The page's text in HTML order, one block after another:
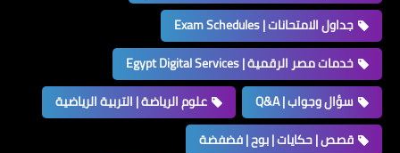
جداول الامتحانات | Exam Schedules
خدمات مصر الرقمية | Egypt Digital Services
سؤال وجواب | Q&A
علوم الرياضة | التربية الرياضية
قصص | حكايات | بوح | فضفضة